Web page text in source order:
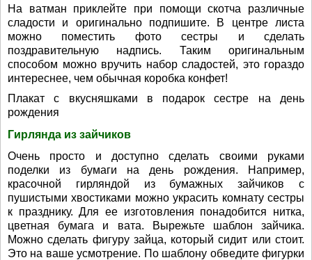
На ватман приклейте при помощи скотча различные
сладости и оригинально подпишите. В центре листа
можно поместить фото сестры и сделать
поздравительную надпись. Таким оригинальным
способом можно вручить набор сладостей, это гораздо
интереснее, чем обычная коробка конфет!
Плакат с вкусняшками в подарок сестре на день
рождения
Гирлянда из зайчиков
Очень просто и доступно сделать своими руками
поделки из бумаги на день рождения. Например,
красочной гирляндой из бумажных зайчиков с
пушистыми хвостиками можно украсить комнату сестры
к празднику. Для ее изготовления понадобится нитка,
цветная бумага и вата. Вырежьте шаблон зайчика.
Можно сделать фигуру зайца, который сидит или стоит.
Это на ваше усмотрение. По шаблону обведите фигурки